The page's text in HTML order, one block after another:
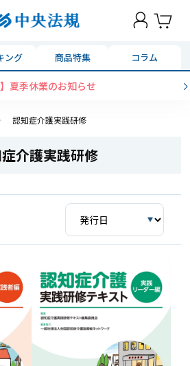
ング 商品特集 コラム
】夏季休業のお知らせ
認知症介護実践研修
介護実践研修